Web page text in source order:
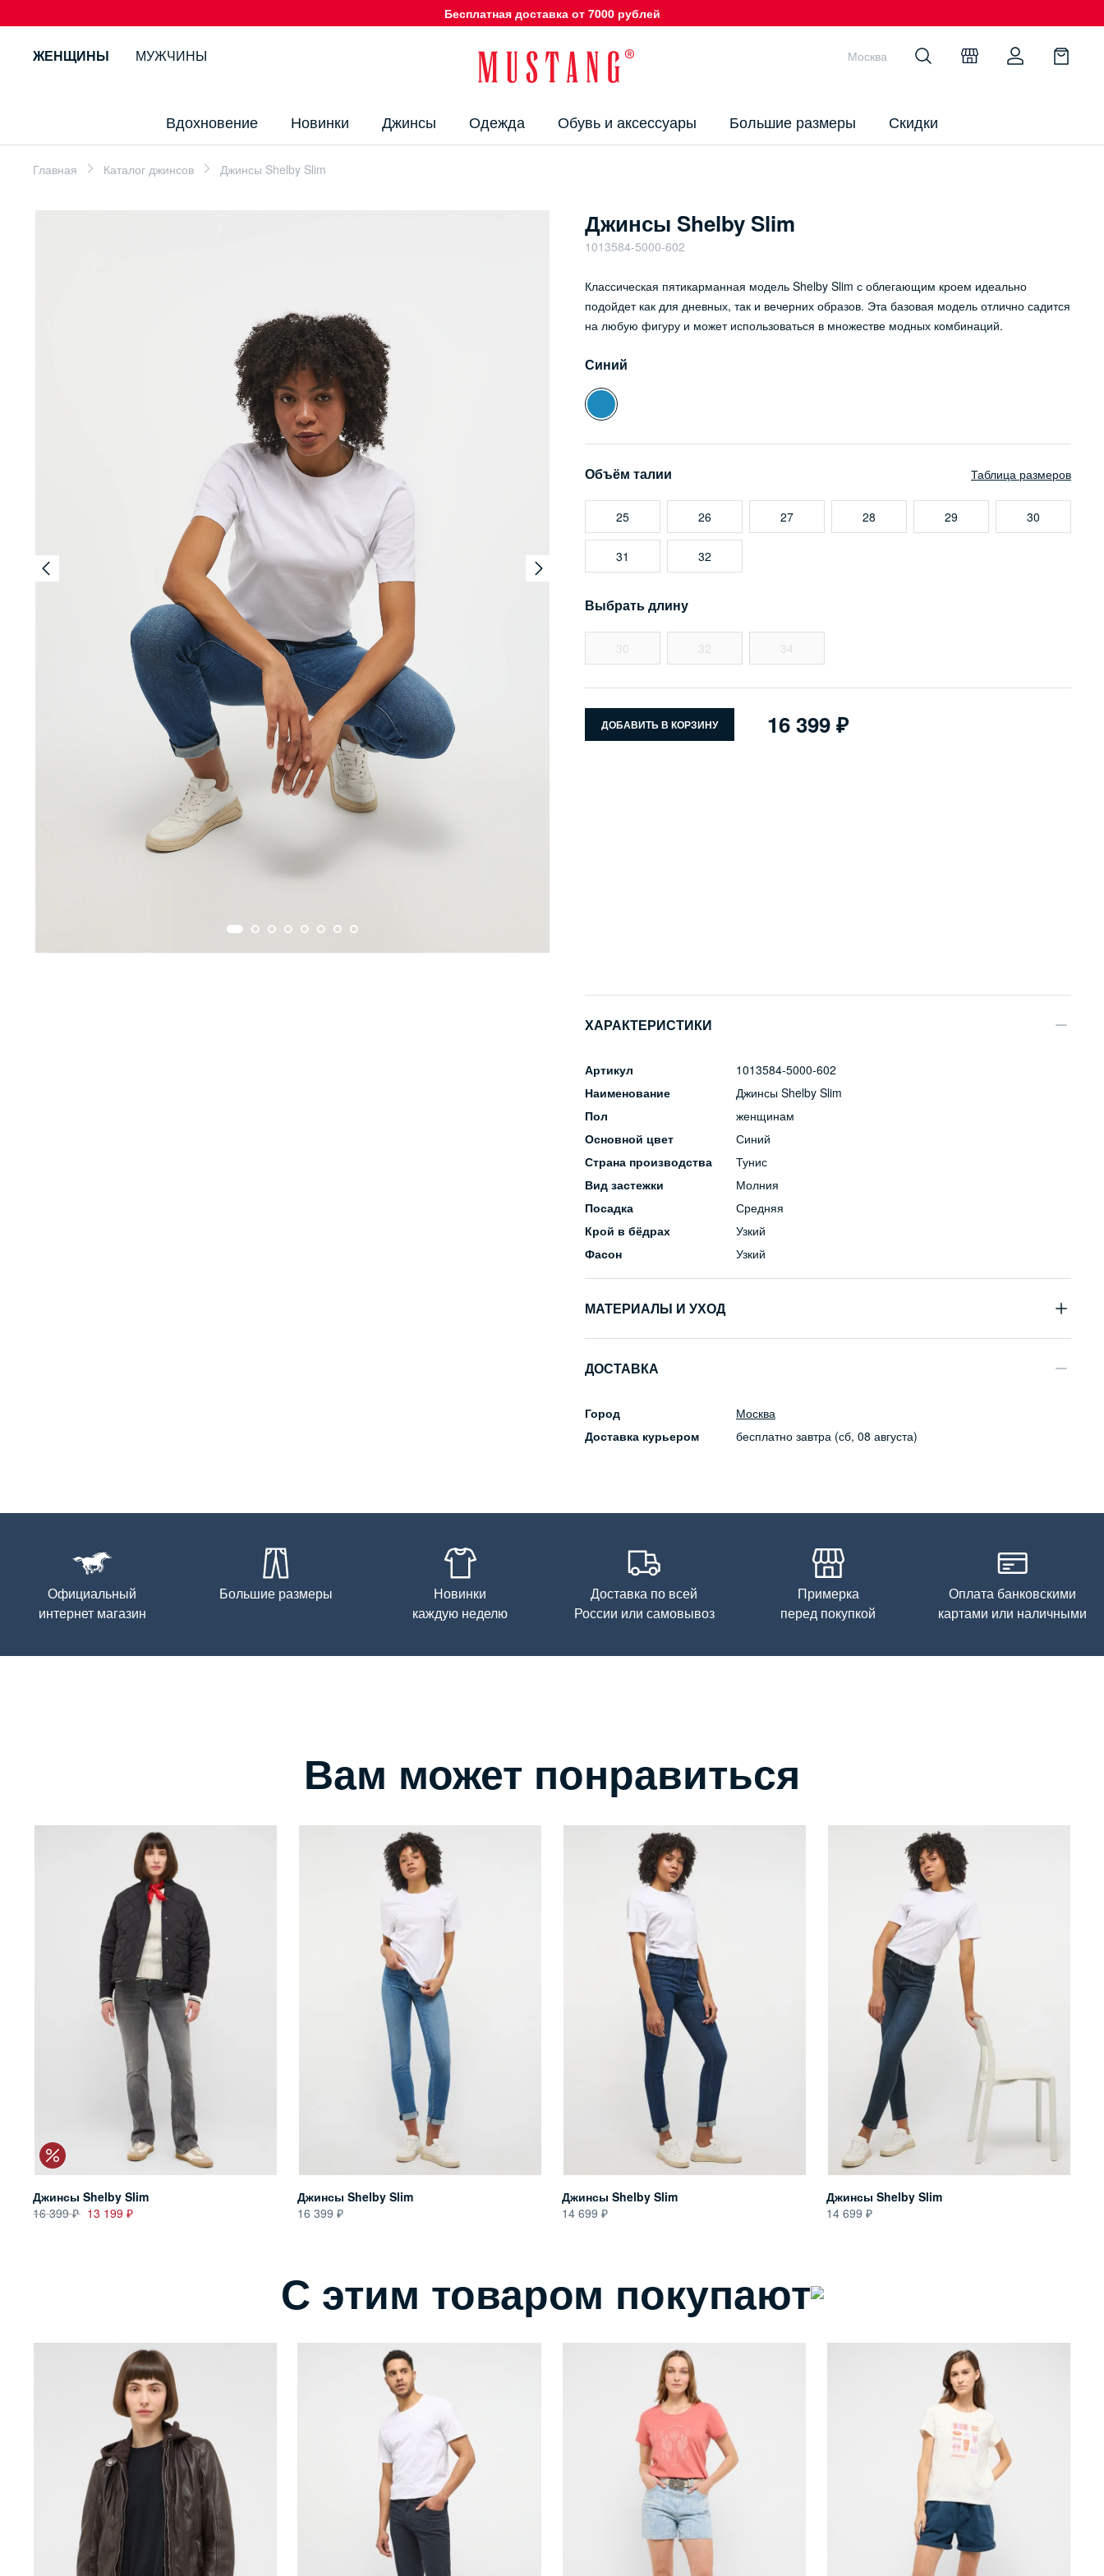
Бесплатная доставка от 7000 рублей
ЖЕНЩИНЫ МУЖЧИНЫ
Вдохновение Новинки Джинсы Одежда Обувь и аксессуары Большие размеры Скидки
Москва
Главная Каталог джинсов Джинсы Shelby Slim
Джинсы Shelby Slim
1013584-5000-602
Классическая пятикарманная модель Shelby Slim с облегающим кроем идеально
подойдет как для дневных, так и вечерних образов. Эта базовая модель отлично садится
на любую фигуру и может использоваться в множестве модных комбинаций.
Синий
Объём талии Таблица размеров
25 26 27 28 29 30
31 32
Выбрать длину
30 32 34
ДОБАВИТЬ В КОРЗИНУ 16 399
ХАРАКТЕРИСТИКИ
Артикул
1013584-5000-602
Наименование
Джинсы Shelby Slim
Пол
женщинам
Основной цвет
Синий
Страна производства
Тунис
Вид застежки
Молния
Посадка
Средняя
Крой в бёдрах
Узкий
Фасон
Узкий
МАТЕРИАЛЫ И УХОД
Уход за изделием
запрещена, гладить при низкой температуре до 110С
ДОСТАВКА
Город
Москва
Доставка курьером
бесплатно завтра (сб, 08 августа)
Официальный
интернет магазин
Большие размеры
Новинки
каждую неделю
Доставка по всей
России или самовывоз
Примерка
перед покупкой
Оплата банковскими
картами или наличными
Вам может понравиться
Джинсы Shelby Slim
16 399
13 199
Джинсы Shelby Slim
16 399
Джинсы Shelby Slim
14 699
Джинсы Shelby Slim
14 699
С этим товаром покупают